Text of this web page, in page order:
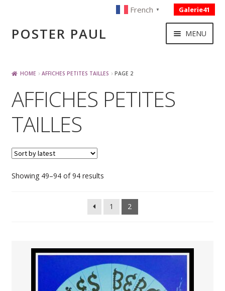
Skip
to
Skip
toPOSTER PAUL
French ▼ Galerie41
MENU
PUBLICITE
BOISSON – ALIMENTATION
VOYAGE – TRANSPORT
PAYS ETRANGER
THEATRE – EXPOSITION
HOME AFFICHES PETITES TAILLES PAGE 2
AFFICHES PETITES
TAILLES
Showing 49–94 of 94 resultsSorted
latest
1
2